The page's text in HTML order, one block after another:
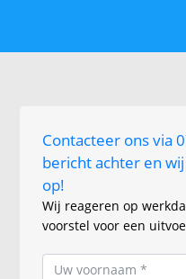
Contacteer ons via
bericht achter en
op!
Wij reageren op
voorstel voor een